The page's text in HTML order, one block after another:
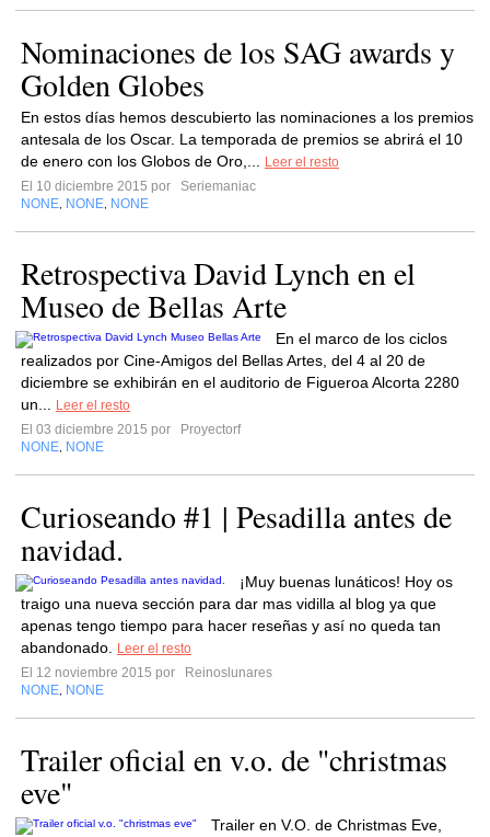
Nominaciones de los SAG awards y
Golden Globes
En estos días hemos descubierto las nominaciones a los premios
antesala de los Oscar. La temporada de premios se abrirá el 10
de enero con los Globos de Oro,...
Leer el resto
El 10 diciembre 2015 por
Seriemaniac
NONE NONE NONE
Retrospectiva David Lynch en el
Museo de Bellas Arte
En el marco de los ciclos
realizados por Cine-Amigos del Bellas Artes, del 4 al 20 de
diciembre se exhibirán en el auditorio de Figueroa Alcorta 2280
un...
Leer el resto
El 03 diciembre 2015 por
Proyectorf
NONE NONE
Curioseando #1 | Pesadilla antes de
navidad.
¡Muy buenas lunáticos! Hoy os
traigo una nueva sección para dar mas vidilla al blog ya que
apenas tengo tiempo para hacer reseñas y así no queda tan
abandonado.
Leer el resto
El 12 noviembre 2015 por
Reinoslunares
NONE NONE
Trailer oficial en v.o. de "christmas
eve"
Trailer en V.O. de Christmas Eve,